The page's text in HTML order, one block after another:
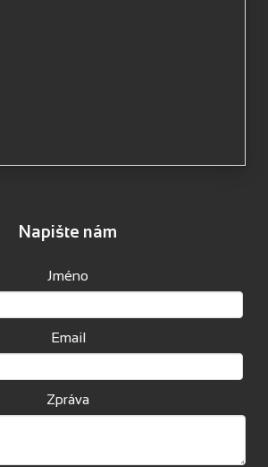
Napište nám
Jméno
Email
Zpráva